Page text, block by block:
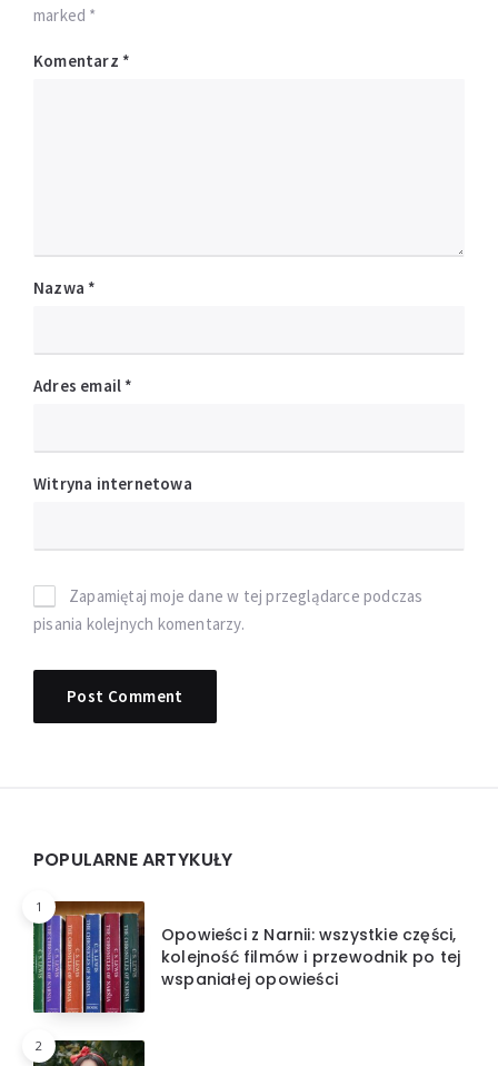
marked *
Komentarz *
Nazwa *
Adres email *
Witryna internetowa
Zapamiętaj moje dane w tej przeglądarce podczas
pisania kolejnych komentarzy.
Widgets
POPULARNE ARTYKUŁY
1
Opowieści z Narnii: wszystkie części,
kolejność filmów i przewodnik po tej
wspaniałej opowieści
2